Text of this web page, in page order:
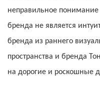
неправильное понимание
бренда не является
бренда из раннего
пространства и бренда
на дорогие и роскошные